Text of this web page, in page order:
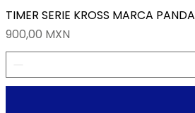
TIMER SERIE KROSS MARCA PANDA
Precio
900,00 MXN